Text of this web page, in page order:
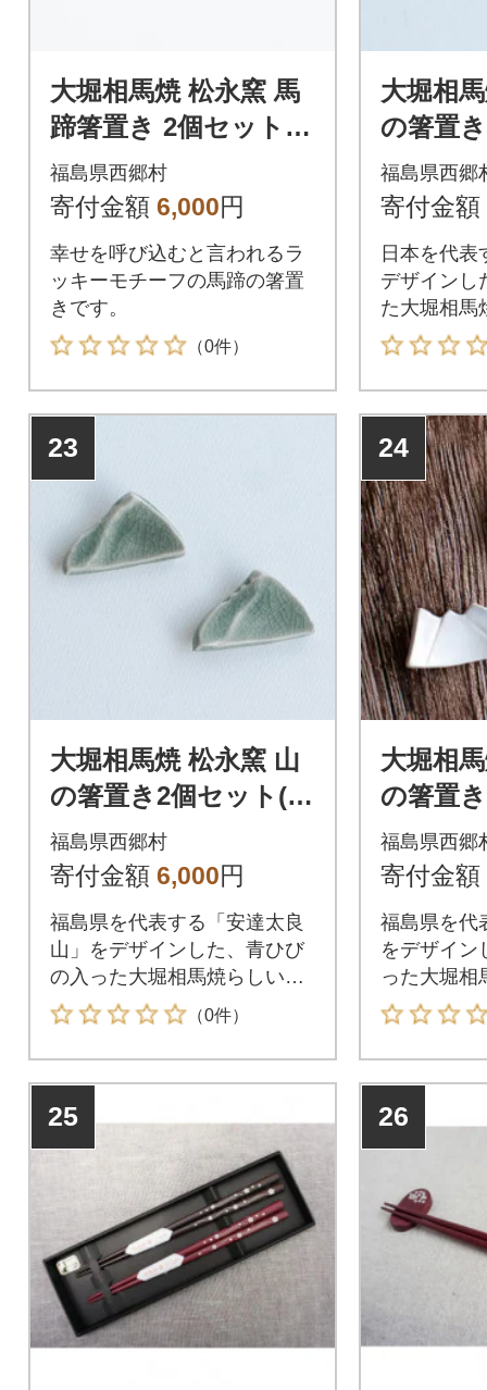
大堀相馬焼 松永窯 馬
蹄箸置き 2個セット
(ピンク)
福島県西郷村
寄付金額 6,000円
幸せを呼び込むと言われるラ
ッキーモチーフの馬蹄の箸置
きです。
（0件）
大堀相
の箸置
士山)
福島県西郷
寄付金額
日本を代表
デザインし
た大堀相馬
す。
23
大堀相馬焼 松永窯 山
の箸置き2個セット(安
達太良山)
福島県西郷村
寄付金額 6,000円
福島県を代表する「安達太良
山」をデザインした、青ひび
の入った大堀相馬焼らしい箸
置きです。
（0件）
24
大堀相
の箸置
(磐梯山)
福島県西郷
寄付金額
福島県を代
をデザイン
った大堀相
です。
25 26